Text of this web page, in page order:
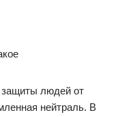
защиты людей от
нейтраль. В